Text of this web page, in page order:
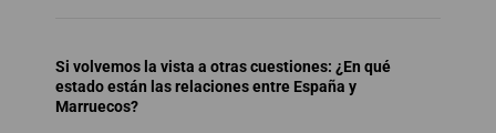
Si volvemos la vista a otras cuestiones: ¿En qué
estado están las relaciones entre España y
Marruecos?